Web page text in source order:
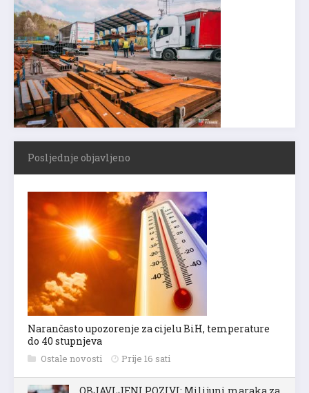
Posljednje objavljeno
Narančasto upozorenje za cijelu BiH, temperature
do 40 stupnjeva
Ostale novosti Prije 16 sati